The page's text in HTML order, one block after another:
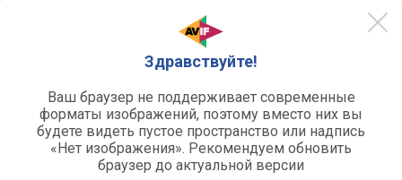
Здравствуйте!
Ваш браузер не поддерживает современные
форматы изображений, поэтому вместо них вы
будете видеть пустое пространство или надпись
«Нет изображения». Рекомендуем обновить
браузер до актуальной версии
варочная поверхность
Функции и возможности
Функции автоподжиг, газ-контроль